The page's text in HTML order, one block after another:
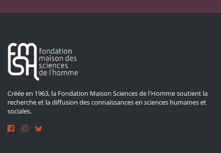
Créée en 1963, la Fondation Maison Sciences de l'Homme soutient la
recherche et la diffusion des connaissances en sciences humaines et
sociales.